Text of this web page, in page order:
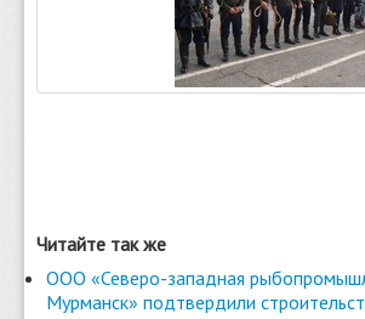
Читайте так же
ООО «Северо-западная
Мурманск» подтвердили